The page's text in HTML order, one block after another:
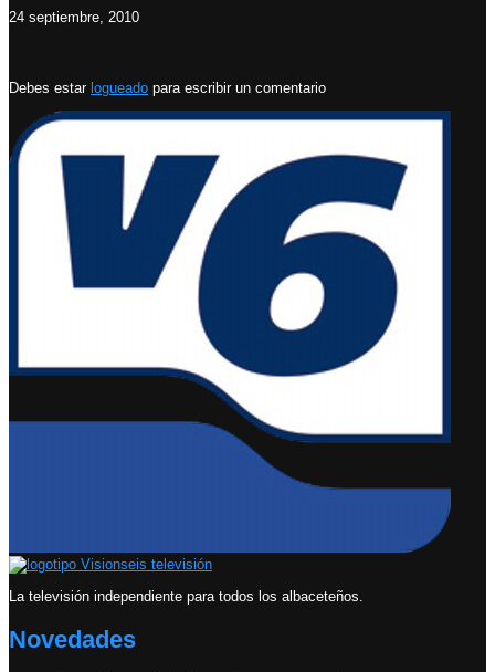
24 septiembre, 2010
Debes estar logueado para escribir un comentario
La televisión independiente para todos los albaceteños.
Novedades